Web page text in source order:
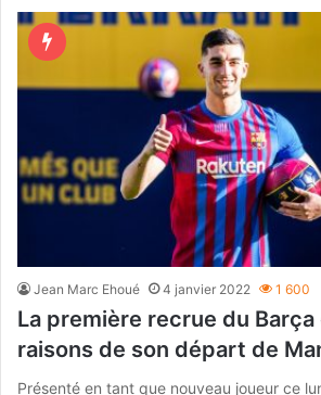
Jean Marc Ehoué 4 janvier 2022 1 600
La première recrue du Barça
raisons de son départ de
Présenté en tant que nouveau joueur ce